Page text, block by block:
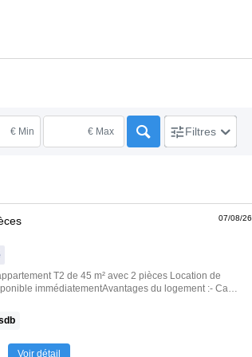
€ Min € Max Filtres
T2 de 45 m² avec 2 pièces Location de
immédiatementAvantages du logement :- Cave
Cuisine indépendante- Proximité
utilise LocService pour sélectionner ses futurs
conformes à votre recherche, il suffit de vous inscrire
07/08/26
Voir détail